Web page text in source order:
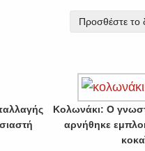
Προσθέστε το
Κολωνάκι: Ο
αρνήθηκε